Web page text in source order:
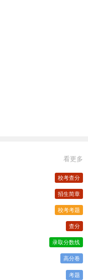
看更多
校考查分
招生简章
校考考题
查分
录取分数线
高分卷
考题